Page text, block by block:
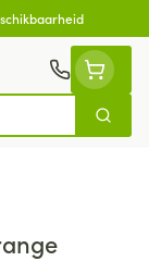
Zoek